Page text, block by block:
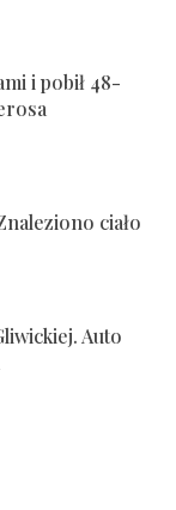
i pobił 48-
ciało
Auto